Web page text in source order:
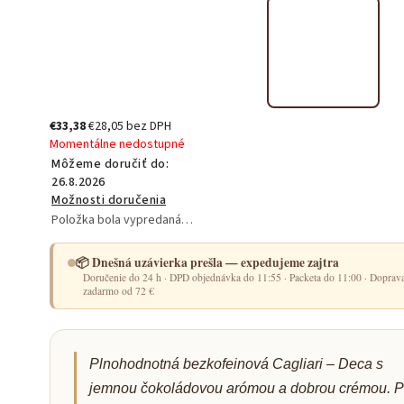
€33,38€28,05 bez DPH
Momentálne nedostupné
Môžeme doručiť do:
26.8.2026
Možnosti doručenia
Položka bola vypredaná…
📦 Dnešná uzávierka prešla — expedujeme zajtra
Doručenie do 24 h · DPD objednávka do 11:55 · Packeta do 11:00 ·
zadarmo od 72 €
Plnohodnotná bezkofeinová Cagliari – Deca s
jemnou čokoládovou arómou a dobrou crémou.